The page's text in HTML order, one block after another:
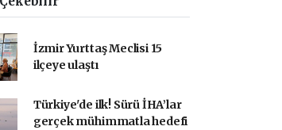
İzmir Yurttaş Meclisi 15
ilçeye ulaştı
Türkiye'de ilk! Sürü İHA’lar
gerçek mühimmatla hedefi